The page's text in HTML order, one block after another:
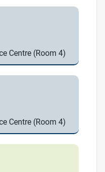
Centre (Room 4)
Centre (Room 4)